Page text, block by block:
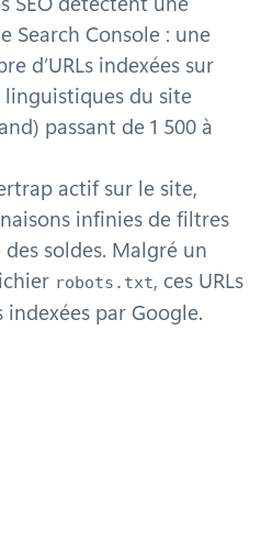
Search Console : une
d’URLs indexées sur
linguistiques du site
passant de 1 500 à
actif sur le site,
infinies de filtres
soldes. Malgré un
robots.txt, ces URLs
par Google.